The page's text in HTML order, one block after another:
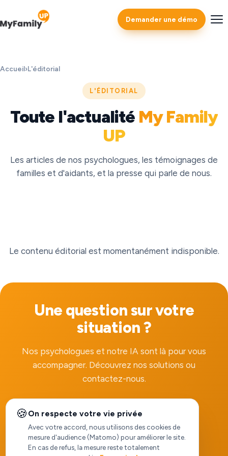
Demander une démo
Accueil›L'éditorial
L'ÉDITORIAL
Toute l'actualité My Family
UP
Les articles de nos psychologues, les témoignages de
familles et d'aidants, et la presse qui parle de nous.
Le contenu éditorial est momentanément indisponible.
Une question sur votre
situation ?
Nos psychologues et notre IA sont là pour vous
accompagner. Découvrez nos solutions ou
contactez-nous.
Voir nos solutions
Nous contacter
🍪 On respecte votre vie privée
Avec votre accord, nous utilisons des cookies de
mesure d'audience (Matomo) pour améliorer le site.
En cas de refus, la mesure reste totalement